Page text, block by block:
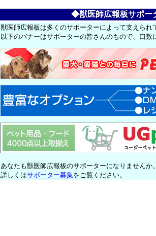
◆獣医師広報板サポ
獣医師広報板は多くのサポーターによって支えられ
以下のバナーはサポーターの皆さんのもので、口
あなたも獣医師広報板のサポーターになりませんか
詳しくはサポーター募集をご覧ください。